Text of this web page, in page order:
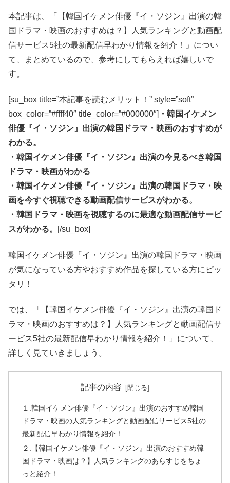
本記事は、「【韓国イケメン俳優『イ・ソジン』出演の韓
国ドラマ・映画のおすすめは？】人気ランキングと動画配
信サービス5社の最新配信早わかり情報を紹介！」につい
て、まとめているので、参考にしてもらえれば嬉しいで
す。
[su_box title=”本記事を読むメリット！” style=”soft”
box_color=”#ffff40″ title_color=”#000000″] ・韓国イケメン
俳優『イ・ソジン』出演の韓国ドラマ・映画のおすすめが
わかる。
・韓国イケメン俳優『イ・ソジン』出演の今見るべき韓国
ドラマ・映画がわかる
・韓国イケメン俳優『イ・ソジン』出演の韓国ドラマ・映
画を今すぐ視聴できる動画配信サービスがわかる。
・韓国ドラマ・映画を視聴するのに最適な動画配信サービ
スがわかる。
[/su_box]
韓国イケメン俳優『イ・ソジン』出演の韓国ドラマ・映画
が気になっている方やおすすめ作品を探している方にピッ
タリ！
では、「【韓国イケメン俳優『イ・ソジン』出演の韓国ド
ラマ・映画のおすすめは？】人気ランキングと動画配信サ
ービス5社の最新配信早わかり情報を紹介！」について、
詳しく見ていきましょう。
記事の内容
１.韓国イケメン俳優『イ・ソジン』出演のおすすめ韓国
ドラマ・映画の人気ランキングと動画配信サービス5社の
最新配信早わかり情報を紹介！
２.【韓国イケメン俳優『イ・ソジン』出演のおすすめ韓
国ドラマ・映画は？】人気ランキングのあらすじをちょ
っと紹介！